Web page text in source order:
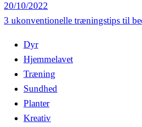
20/10/2022
3 ukonventionelle træningstips til
Dyr
Hjemmelavet
Træning
Sundhed
Planter
Kreativ